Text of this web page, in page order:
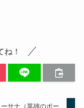
ね！
サナ（英雄のポー